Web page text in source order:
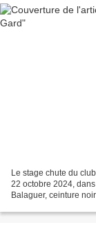
Le stage chute du
22 octobre 2024,
Balaguer, ceinture